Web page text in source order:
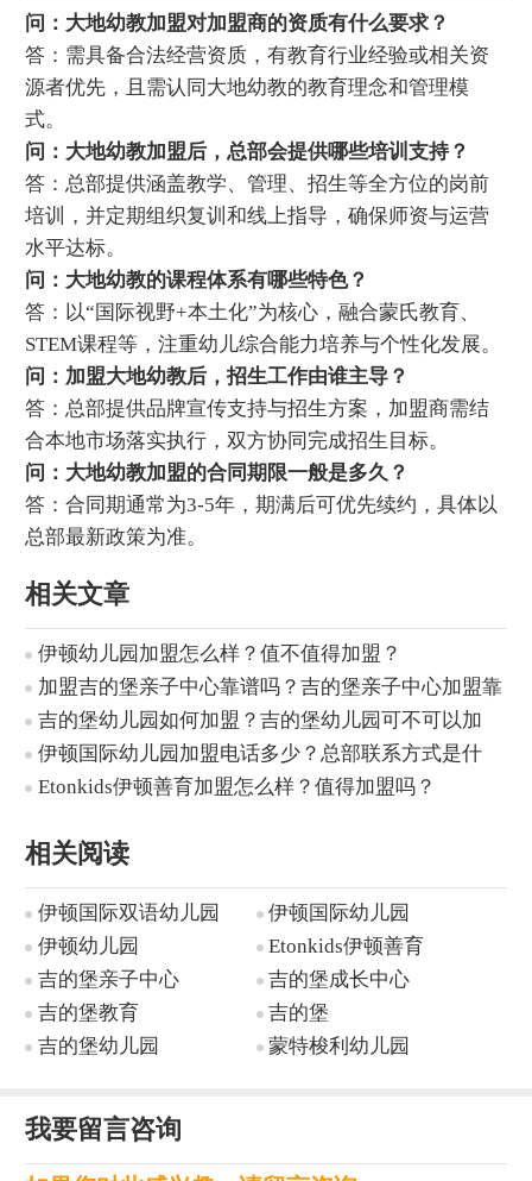
问：大地幼教加盟对加盟商的资质有什么要求？
答：需具备合法经营资质，有教育行业经验或相关资
源者优先，且需认同大地幼教的教育理念和管理模
式。
问：大地幼教加盟后，总部会提供哪些培训支持？
答：总部提供涵盖教学、管理、招生等全方位的岗前
培训，并定期组织复训和线上指导，确保师资与运营
水平达标。
问：大地幼教的课程体系有哪些特色？
答：以“国际视野+本土化”为核心，融合蒙氏教育、
STEM课程等，注重幼儿综合能力培养与个性化发展。
问：加盟大地幼教后，招生工作由谁主导？
答：总部提供品牌宣传支持与招生方案，加盟商需结
合本地市场落实执行，双方协同完成招生目标。
问：大地幼教加盟的合同期限一般是多久？
答：合同期通常为3-5年，期满后可优先续约，具体以
总部最新政策为准。
相关文章
伊顿幼儿园加盟怎么样？值不值得加盟？
加盟吉的堡亲子中心靠谱吗？吉的堡亲子中心加盟靠
不靠谱？
吉的堡幼儿园如何加盟？吉的堡幼儿园可不可以加
盟？
伊顿国际幼儿园加盟电话多少？总部联系方式是什
么？
Etonkids伊顿善育加盟怎么样？值得加盟吗？
相关阅读
伊顿国际双语幼儿园
伊顿国际幼儿园
伊顿幼儿园
Etonkids伊顿善育
吉的堡亲子中心
吉的堡成长中心
吉的堡教育
吉的堡
吉的堡幼儿园
蒙特梭利幼儿园
我要留言咨询